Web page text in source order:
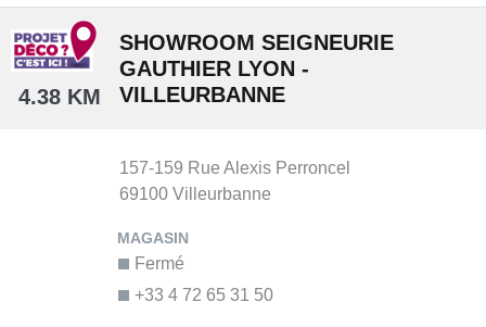
4.38 KM
SHOWROOM SEIGNEURIE
GAUTHIER LYON -
VILLEURBANNE
157-159 Rue Alexis Perroncel
69100 Villeurbanne
+33 4 72 65 31 50
Fermé